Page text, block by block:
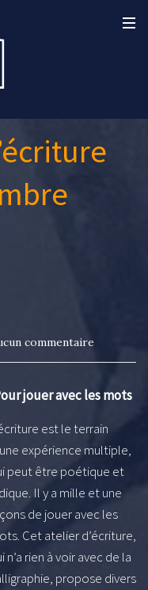
commentaire
jouer avec les mots
est le terrain
expérience multiple,
peut être poétique et
Il y a mille et une
de jouer avec les
Cet atelier d’écriture,
n’a rien à voir avec de la
propose divers